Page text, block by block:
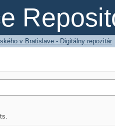
v Bratislave - Digitálny repozitár